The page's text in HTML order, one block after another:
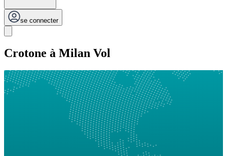
se connecter
Crotone à Milan Vol